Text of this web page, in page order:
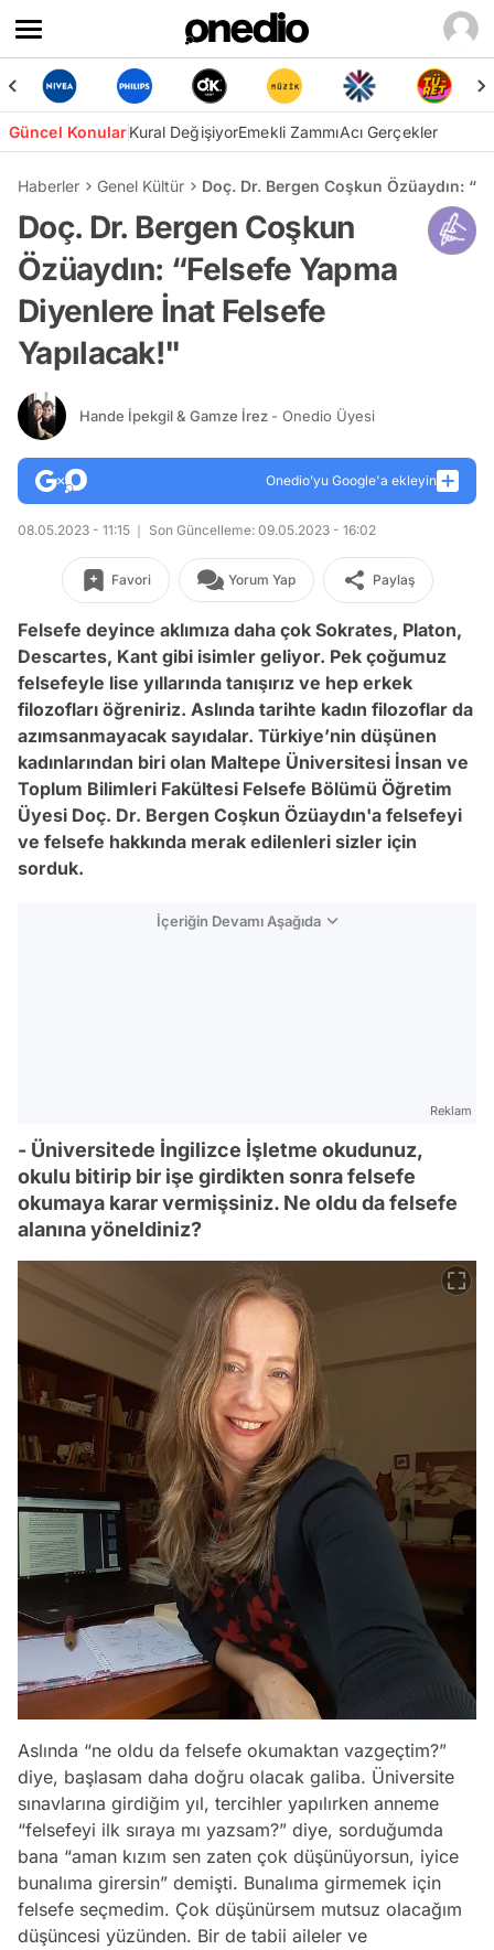
Güncel KonularKural DeğişiyorEmekli ZammıAcı Gerçekler
Haberler Genel Kültür Doç. Dr. Bergen Coşkun Özüaydın:
Doç. Dr. Bergen Coşkun
Özüaydın: “Felsefe Yapma
Diyenlere İnat Felsefe
Yapılacak!"
Hande İpekgil & Gamze İrez - Onedio Üyesi
Onedio’yu Google'a ekleyin
08.05.2023 - 11:15 Son Güncelleme: 09.05.2023 - 16:02
Favori Yorum Yap Paylaş
Felsefe deyince aklımıza daha çok Sokrates, Platon,
Descartes, Kant gibi isimler geliyor. Pek çoğumuz
felsefeyle lise yıllarında tanışırız ve hep erkek
filozofları öğreniriz. Aslında tarihte kadın filozoflar da
azımsanmayacak sayıdalar. Türkiye’nin düşünen
kadınlarından biri olan Maltepe Üniversitesi İnsan ve
Toplum Bilimleri Fakültesi Felsefe Bölümü Öğretim
Üyesi Doç. Dr. Bergen Coşkun Özüaydın'a felsefeyi
ve felsefe hakkında merak edilenleri sizler için
sorduk.
İçeriğin Devamı Aşağıda
Reklam
- Üniversitede İngilizce İşletme okudunuz,
okulu bitirip bir işe girdikten sonra felsefe
okumaya karar vermişsiniz. Ne oldu da felsefe
alanına yöneldiniz?
Aslında “ne oldu da felsefe okumaktan vazgeçtim?”
diye, başlasam daha doğru olacak galiba. Üniversite
sınavlarına girdiğim yıl, tercihler yapılırken anneme
“felsefeyi ilk sıraya mı yazsam?” diye, sorduğumda
bana “aman kızım sen zaten çok düşünüyorsun, iyice
bunalıma girersin” demişti. Bunalıma girmemek için
felsefe seçmedim. Çok düşünürsem mutsuz olacağım
düşüncesi yüzünden. Bir de tabii aileler ve